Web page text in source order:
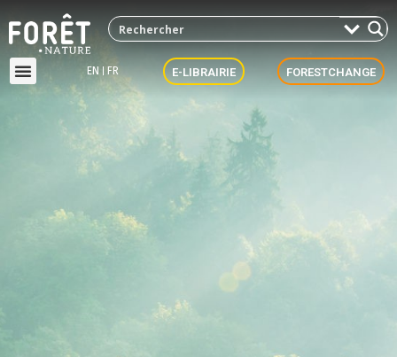
EN FR E-LIBRAIRIE FORESTCHANGE